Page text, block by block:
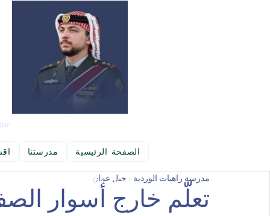
تعلّم خارج أسوار
مدرسة راهبات الوردية - جبل عمان
الصفحة الرئيسية مدرستنا
والمعرفة  ومهارات  تنمية التفكير،  وكذلك الاستفادة من